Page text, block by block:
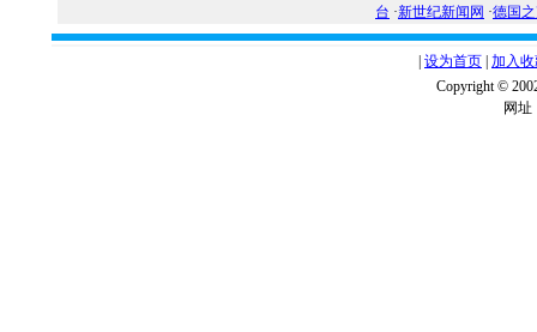
台 ·新世纪新闻网 ·德国
设为首页 加入
Copyright ©
网址